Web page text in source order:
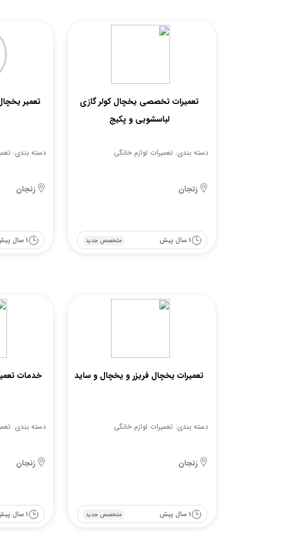
تعمیرات تخصصی یخچال کولر گازی
لباسشویی و پکیج
دسته بندی: تعمیرات لوازم خانگی
زنجان
متخصص جدید 1 سال پیش
تعمیر یخچال
دسته بندی:
زنجان
1 سال پیش
تعمیرات یخچال فریزر و یخچال و ساید
دسته بندی: تعمیرات لوازم خانگی
زنجان
متخصص جدید 1 سال پیش
خدمات
دسته بندی:
زنجان
1 سال پیش